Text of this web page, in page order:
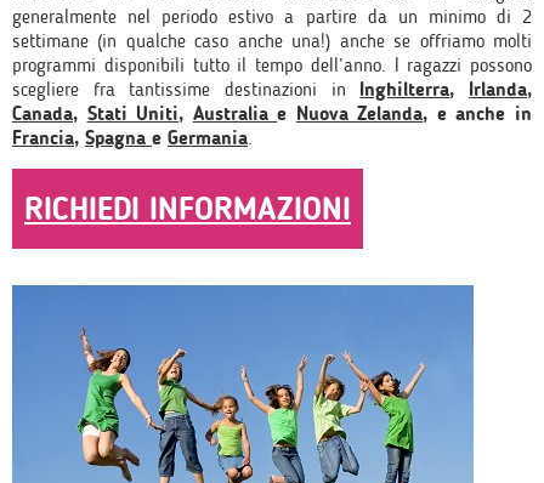
generalmente nel periodo estivo a partire da un minimo di 2
settimane (in qualche caso anche una!) anche se offriamo molti
programmi disponibili tutto il tempo dell’anno. I ragazzi possono
scegliere fra tantissime destinazioni in Inghilterra, Irlanda,
Canada, Stati Uniti, Australiae Nuova Zelanda, e anche in
Francia, Spagna e Germania.
RICHIEDI INFORMAZIONI